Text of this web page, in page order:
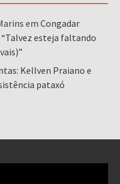
emCongadar
esteja faltando
Kellven Praiano e
pataxó